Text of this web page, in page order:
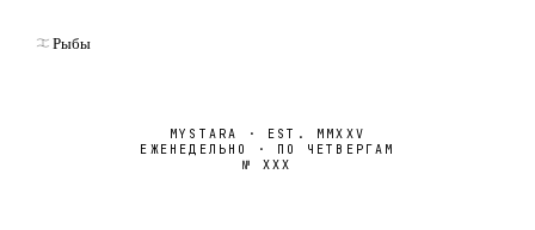
Рыбы
MYSTARA · EST. MMXXV
ЕЖЕНЕДЕЛЬНО · ПО ЧЕТВЕРГАМ
№ XXX